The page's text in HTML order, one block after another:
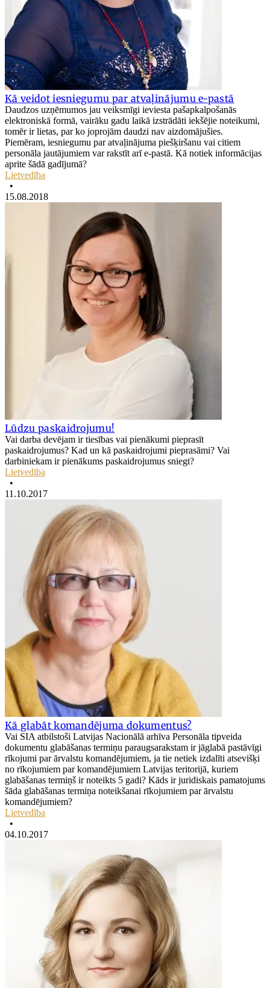
Kā veidot iesniegumu par atvaļinājumu e-pastā
Daudzos uzņēmumos jau veiksmīgi ieviesta pašapkalpošanās
elektroniskā formā, vairāku gadu laikā izstrādāti iekšējie noteikumi,
tomēr ir lietas, par ko joprojām daudzi nav aizdomājušies.
Piemēram, iesniegumu par atvaļinājuma piešķiršanu vai citiem
personāla jautājumiem var rakstīt arī e-pastā. Kā notiek informācijas
aprite šādā gadījumā?
Lietvedība
•
15.08.2018
Lūdzu paskaidrojumu!
Vai darba devējam ir tiesības vai pienākumi pieprasīt
paskaidrojumus? Kad un kā paskaidrojumi pieprasāmi? Vai
darbiniekam ir pienākums paskaidrojumus sniegt?
Lietvedība
•
11.10.2017
Kā glabāt komandējuma dokumentus?
Vai SIA atbilstoši Latvijas Nacionālā arhīva Personāla tipveida
dokumentu glabāšanas termiņu paraugsarakstam ir jāglabā pastāvīgi
rīkojumi par ārvalstu komandējumiem, ja tie netiek izdalīti atsevišķi
no rīkojumiem par komandējumiem Latvijas teritorijā, kuriem
glabāšanas termiņš ir noteikts 5 gadi? Kāds ir juridiskais pamatojums
šāda glabāšanas termiņa noteikšanai rīkojumiem par ārvalstu
komandējumiem?
Lietvedība
•
04.10.2017